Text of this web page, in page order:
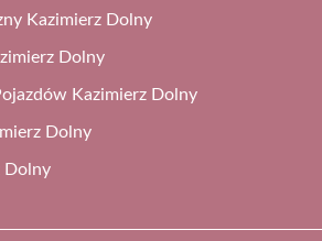
Kazimierz Dolny
Dolny
Kazimierz Dolny
Dolny
Dolny